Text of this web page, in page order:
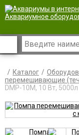
Каталог
перемешивающие
DMP-10M, 10 Вт,